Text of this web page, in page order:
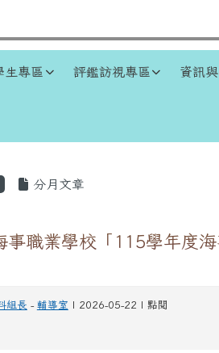
生專區 評鑑訪視專區 資訊
域分月文章
事職業學校「115學年度
組長 - 輔導室 | 2026-05-22 | 點閱